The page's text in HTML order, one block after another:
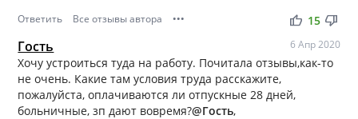
Ответить Все отзывы автора ••• thumb_up thumb_down
15
Гость 6 Апр 2020
Хочу устроиться туда на работу. Почитала отзывы,как-то
не очень. Какие там условия труда расскажите,
пожалуйста, оплачиваются ли отпускные 28 дней,
больничные, зп дают вовремя?@Гость,